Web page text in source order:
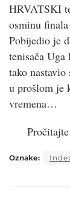
HRVATSKI
osminu
Pobijedio je
tenisača
tako
u prošlom je
vremena…
Oznake: